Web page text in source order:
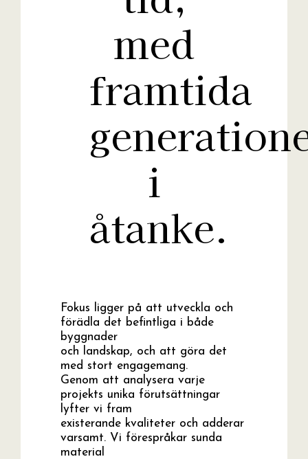
med
framtida
i
åtanke.
Fokus ligger på att utveckla och
förädla det befintliga i både
byggnader
och landskap, och att göra det
med stort engagemang.
Genom att analysera varje
projekts unika förutsättningar
lyfter vi fram
existerande kvaliteter och adderar
varsamt. Vi förespråkar sunda
material